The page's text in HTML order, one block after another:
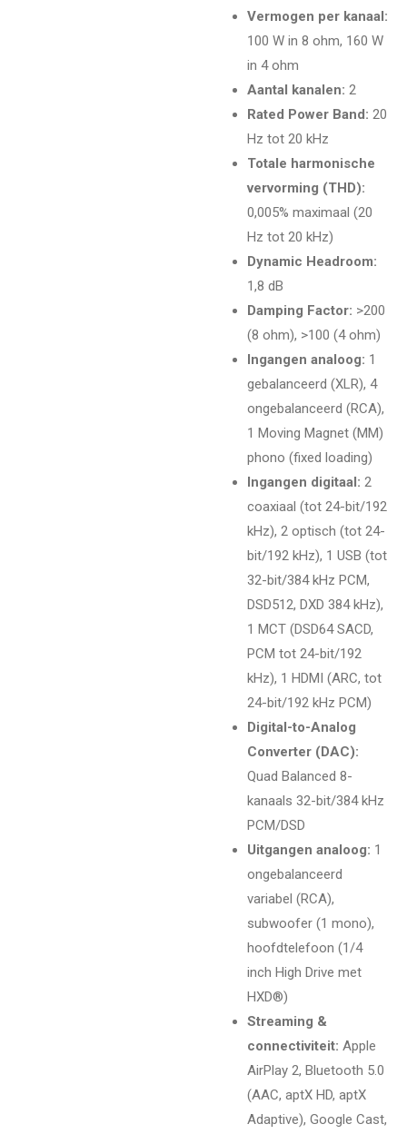
Vermogen per kanaal:
100 W in 8 ohm, 160 W
in 4 ohm
Aantal kanalen: 2
Rated Power Band: 20
Hz tot 20 kHz
Totale harmonische
vervorming (THD):
0,005% maximaal (20
Hz tot 20 kHz)
Dynamic Headroom:
1,8 dB
Damping Factor: >200
(8 ohm), >100 (4 ohm)
Ingangen analoog: 1
gebalanceerd (XLR), 4
ongebalanceerd (RCA),
1 Moving Magnet (MM)
phono (fixed loading)
Ingangen digitaal: 2
coaxiaal (tot 24-bit/192
kHz), 2 optisch (tot 24-
bit/192 kHz), 1 USB (tot
32-bit/384 kHz PCM,
DSD512, DXD 384 kHz),
1 MCT (DSD64 SACD,
PCM tot 24-bit/192
kHz), 1 HDMI (ARC, tot
24-bit/192 kHz PCM)
Digital-to-Analog
Converter (DAC):
Quad Balanced 8-
kanaals 32-bit/384 kHz
PCM/DSD
Uitgangen analoog: 1
ongebalanceerd
variabel (RCA),
subwoofer (1 mono),
hoofdtelefoon (1/4
inch High Drive met
HXD®)
Streaming &
connectiviteit: Apple
AirPlay 2, Bluetooth 5.0
(AAC, aptX HD, aptX
Adaptive), Google Cast,